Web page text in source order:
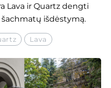
Lava ir Quartz dengti
išdėstymą.
Lava